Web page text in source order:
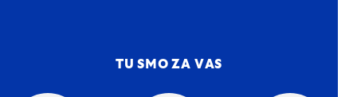
TU SMO ZA VAS